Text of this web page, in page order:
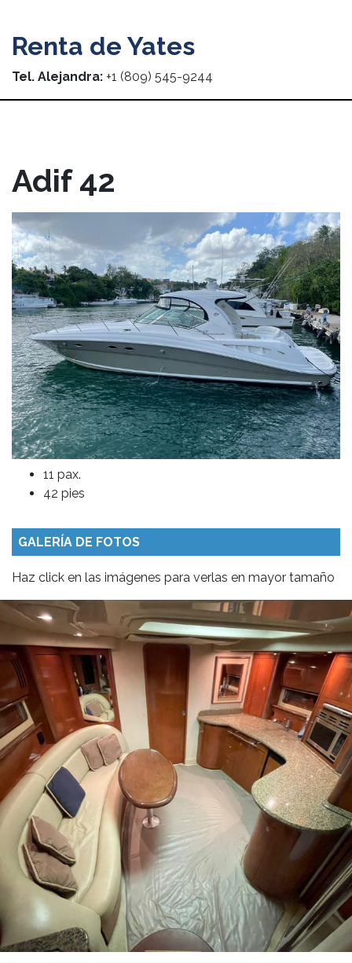
Renta de Yates
Tel. Alejandra: +1 (809) 545-9244
Adif 42
11 pax.
42 pies
GALERÍA DE FOTOS
Haz click en las imágenes para verlas en mayor tamaño